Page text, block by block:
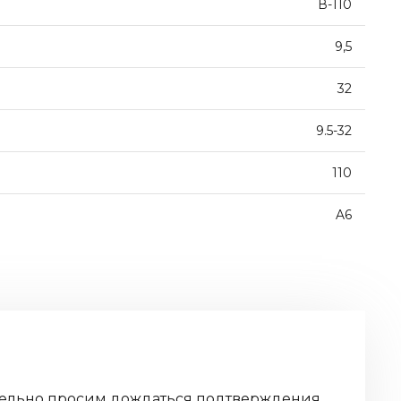
В-110
9,5
32
9.5-32
110
A6